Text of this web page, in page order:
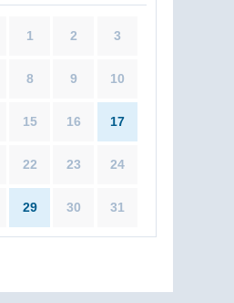
1 2 3
8 9 10
15 16 17
22 23 24
29 30 31